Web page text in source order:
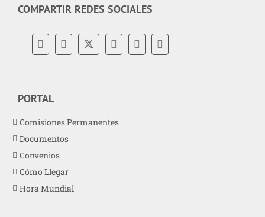
COMPARTIR REDES SOCIALES
PORTAL
Comisiones Permanentes
Documentos
Convenios
Cómo Llegar
Hora Mundial